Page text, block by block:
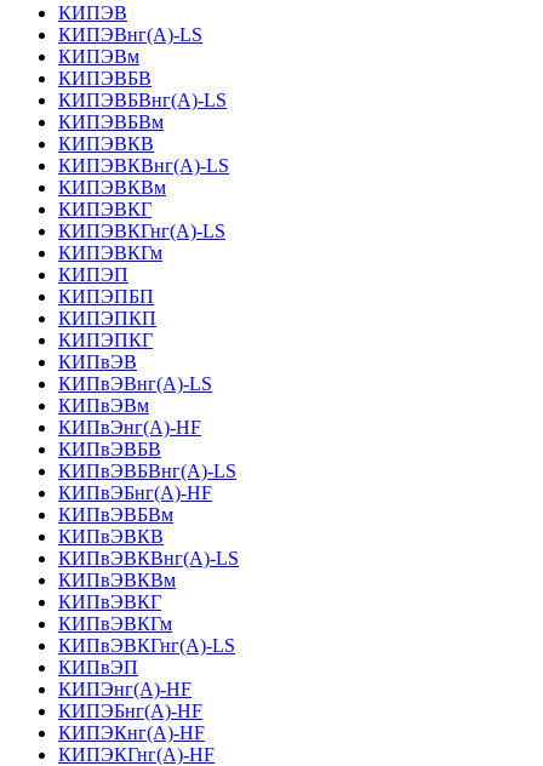
КИПЭВ
КИПЭВнг(А)-LS
КИПЭВм
КИПЭВБВ
КИПЭВБВнг(А)-LS
КИПЭВБВм
КИПЭВКВ
КИПЭВКВнг(А)-LS
КИПЭВКВм
КИПЭВКГ
КИПЭВКГнг(А)-LS
КИПЭВКГм
КИПЭП
КИПЭПБП
КИПЭПКП
КИПЭПКГ
КИПвЭВ
КИПвЭВнг(А)-LS
КИПвЭВм
КИПвЭнг(А)-HF
КИПвЭВБВ
КИПвЭВБВнг(А)-LS
КИПвЭБнг(А)-HF
КИПвЭВБВм
КИПвЭВКВ
КИПвЭВКВнг(А)-LS
КИПвЭВКВм
КИПвЭВКГ
КИПвЭВКГм
КИПвЭВКГнг(А)-LS
КИПвЭП
КИПЭнг(А)-HF
КИПЭБнг(А)-HF
КИПЭКнг(А)-HF
КИПЭКГнг(А)-HF